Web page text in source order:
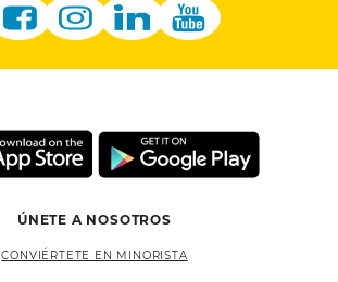
ÚNETE A NOSOTROS
CONVIÉRTETE EN MINORISTA